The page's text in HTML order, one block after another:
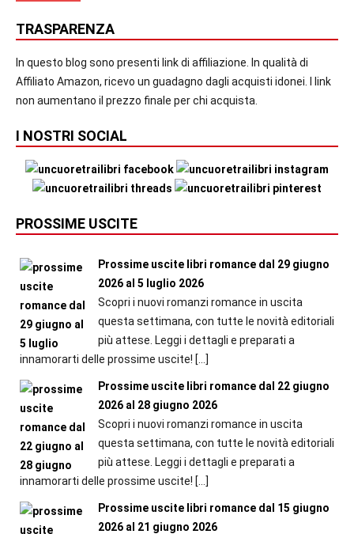
TRASPARENZA
In questo blog sono presenti link di affiliazione. In qualità di
Affiliato Amazon, ricevo un guadagno dagli acquisti idonei. I link
non aumentano il prezzo finale per chi acquista.
I NOSTRI SOCIAL
PROSSIME USCITE
Prossime uscite libri romance dal 29 giugno
2026 al 5 luglio 2026
Scopri i nuovi romanzi romance in uscita
questa settimana, con tutte le novità editoriali
più attese. Leggi i dettagli e preparati a
innamorarti delle prossime uscite! […]
Prossime uscite libri romance dal 22 giugno
2026 al 28 giugno 2026
Scopri i nuovi romanzi romance in uscita
questa settimana, con tutte le novità editoriali
più attese. Leggi i dettagli e preparati a
innamorarti delle prossime uscite! […]
Prossime uscite libri romance dal 15 giugno
2026 al 21 giugno 2026